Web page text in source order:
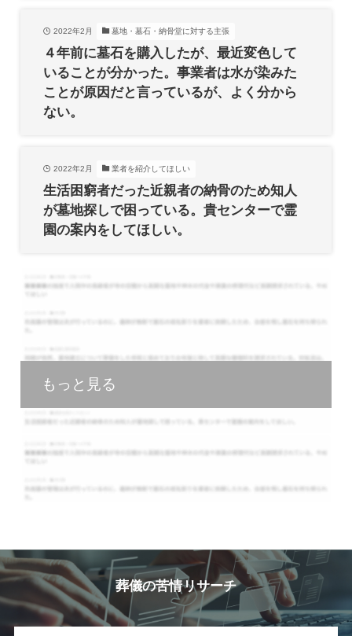
2022年2月 墓地・墓石・納骨堂に対する主張
４年前に墓石を購入したが、最近変色して
いることが分かった。事業者は水が染みた
ことが原因だと言っているが、よく分から
ない。
2022年2月 業者を紹介してほしい
生活困窮者だった近親者の納骨のため知人
が墓地探しで困っている。貴センターで霊
園の案内をしてほしい。
もっと見る
葬儀の苦情リサーチ